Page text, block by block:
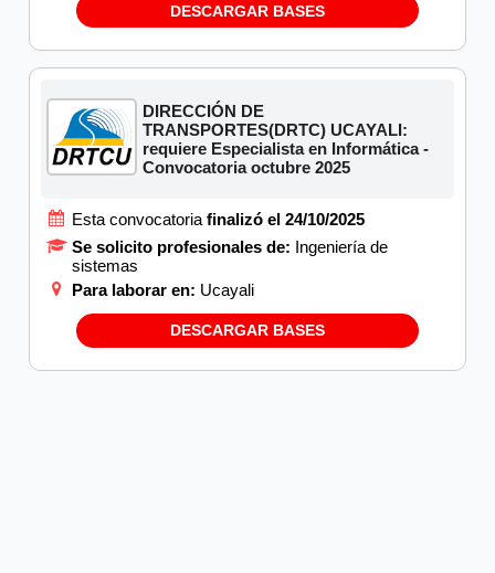
DESCARGAR BASES
DIRECCIÓN DE
TRANSPORTES(DRTC) UCAYALI:
requiere Especialista en Informática -
Convocatoria octubre 2025
Esta convocatoria finalizó el 24/10/2025
Se solicito profesionales de: Ingeniería de
sistemas
Para laborar en: Ucayali
DESCARGAR BASES